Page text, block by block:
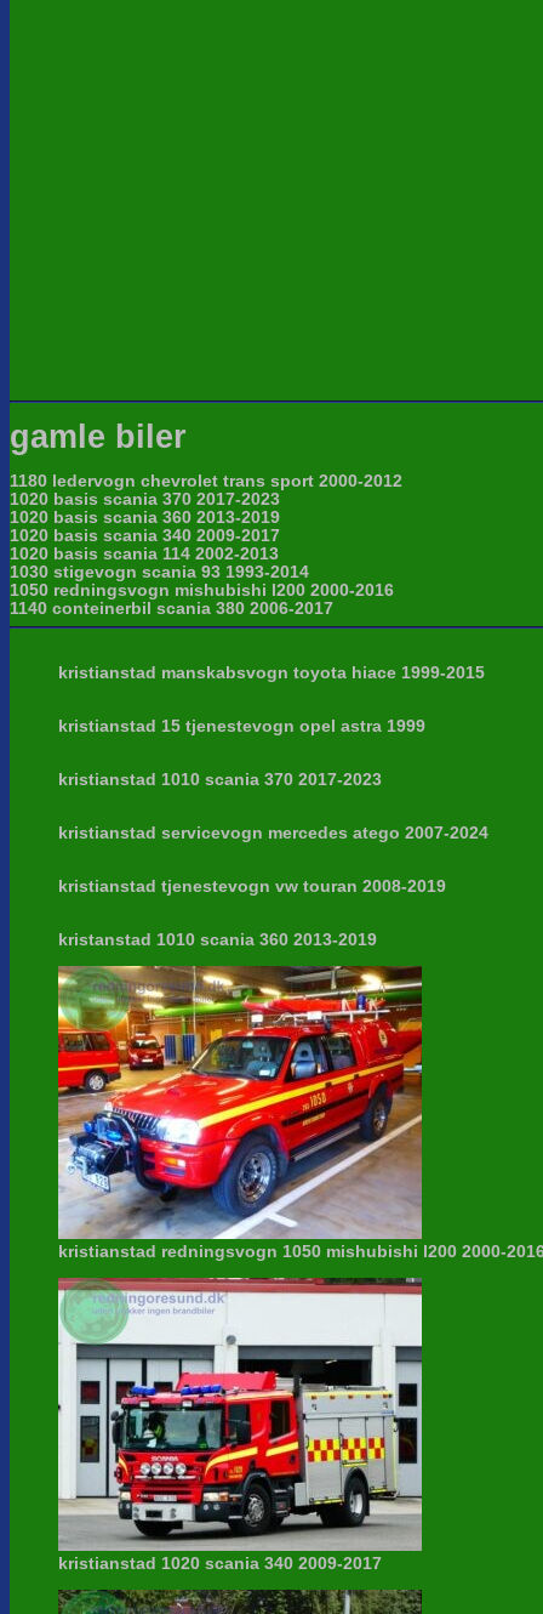
gamle biler
1180 ledervogn chevrolet trans sport 2000-2012
1020 basis scania 370 2017-2023
1020 basis scania 360 2013-2019
1020 basis scania 340 2009-2017
1020 basis scania 114 2002-2013
1030 stigevogn scania 93 1993-2014
1050 redningsvogn mishubishi l200 2000-2016
1140 conteinerbil scania 380 2006-2017
kristianstad manskabsvogn toyota hiace 1999-2015
kristianstad 15 tjenestevogn opel astra 1999
kristianstad 1010 scania 370 2017-2023
kristianstad servicevogn mercedes atego 2007-2024
kristianstad tjenestevogn vw touran 2008-2019
kristanstad 1010 scania 360 2013-2019
kristianstad redningsvogn 1050 mishubishi l200 2000-
kristianstad 1020 scania 340 2009-2017